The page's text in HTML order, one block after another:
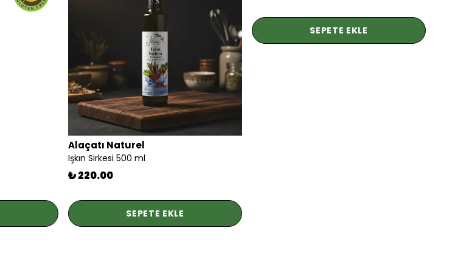
Alaçatı Naturel
Işkın Sirkesi 500 ml
₺ 220.00
SEPETE EKLE
SEPETE EKLE